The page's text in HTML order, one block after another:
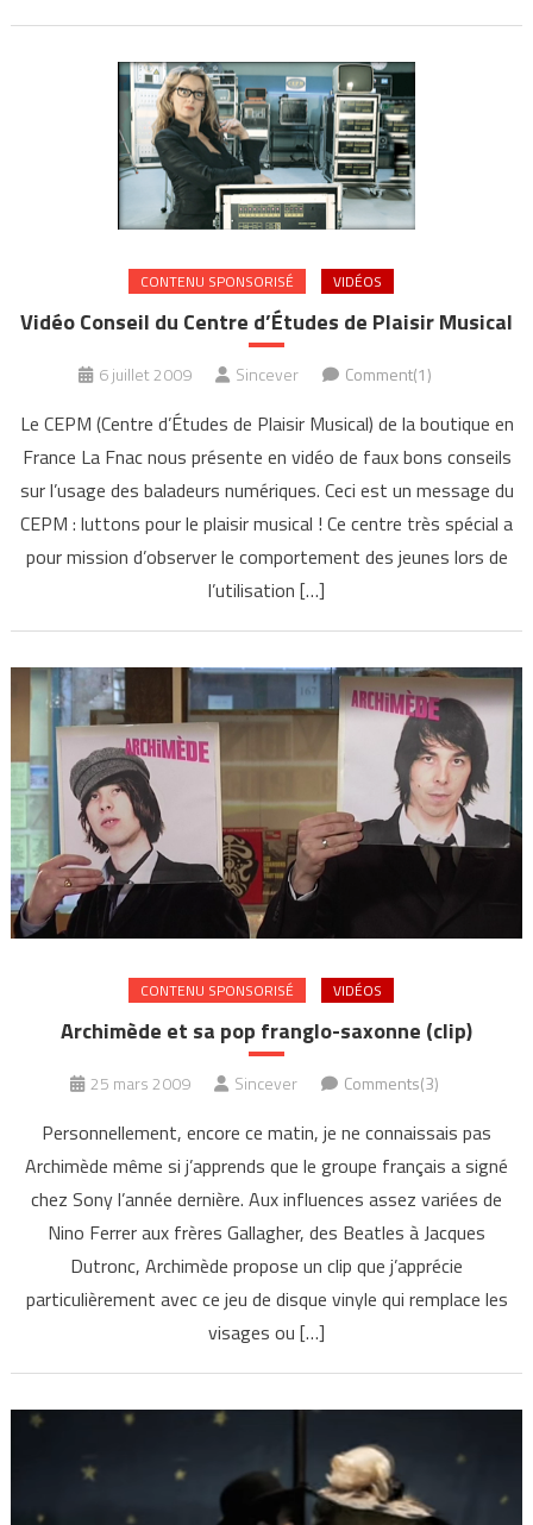
CONTENU SPONSORISÉ VIDÉOS
Vidéo Conseil du Centre d’Études de Plaisir Musical
6 juillet 2009 Sincever Comment(1)
Le CEPM (Centre d’Études de Plaisir Musical) de la boutique en
France La Fnac nous présente en vidéo de faux bons conseils
sur l’usage des baladeurs numériques. Ceci est un message du
CEPM : luttons pour le plaisir musical ! Ce centre très spécial a
pour mission d’observer le comportement des jeunes lors de
l’utilisation […]
CONTENU SPONSORISÉ VIDÉOS
Archimède et sa pop franglo-saxonne (clip)
25 mars 2009 Sincever Comments(3)
Personnellement, encore ce matin, je ne connaissais pas
Archimède même si j’apprends que le groupe français a signé
chez Sony l’année dernière. Aux influences assez variées de
Nino Ferrer aux frères Gallagher, des Beatles à Jacques
Dutronc, Archimède propose un clip que j’apprécie
particulièrement avec ce jeu de disque vinyle qui remplace les
visages ou […]